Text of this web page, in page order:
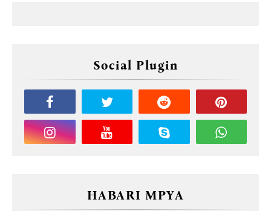
Social Plugin
HABARI MPYA